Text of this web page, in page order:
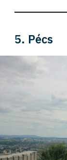
5. Pécs